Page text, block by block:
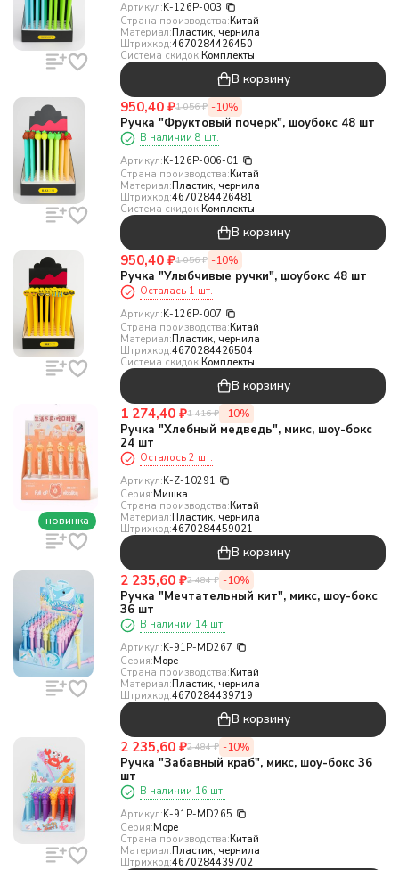
Артикул:K-126P-003
Страна производства:Китай
Материал:Пластик, чернила
Штрихкод:4670284426450
Система скидок:Комплекты
В корзину
950,40 ₽1 056 ₽ -10%
Ручка "Фруктовый почерк", шоубокс 48 шт
В наличии 8 шт.
Артикул:K-126P-006-01
Страна производства:Китай
Материал:Пластик, чернила
Штрихкод:4670284426481
Система скидок:Комплекты
В корзину
950,40 ₽1 056 ₽ -10%
Ручка "Улыбчивые ручки", шоубокс 48 шт
Осталась 1 шт.
Артикул:K-126P-007
Страна производства:Китай
Материал:Пластик, чернила
Штрихкод:4670284426504
Система скидок:Комплекты
В корзину
новинка
1 274,40 ₽1 416 ₽ -10%
Ручка "Хлебный медведь", микс, шоу-бокс
24 шт
Осталось 2 шт.
Артикул:K-Z-10291
Серия:Мишка
Страна производства:Китай
Материал:Пластик, чернила
Штрихкод:4670284459021
В корзину
2 235,60 ₽2 484 ₽ -10%
Ручка "Мечтательный кит", микс, шоу-бокс
36 шт
В наличии 14 шт.
Артикул:K-91P-MD267
Серия:Море
Страна производства:Китай
Материал:Пластик, чернила
Штрихкод:4670284439719
В корзину
2 235,60 ₽2 484 ₽ -10%
Ручка "Забавный краб", микс, шоу-бокс 36
шт
В наличии 16 шт.
Артикул:K-91P-MD265
Серия:Море
Страна производства:Китай
Материал:Пластик, чернила
Штрихкод:4670284439702